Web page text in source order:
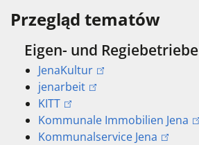
Przegląd tematów
Eigen- und Regiebetriebe
JenaKultur
jenarbeit
KITT
Kommunale Immobilien Jena
Kommunalservice Jena